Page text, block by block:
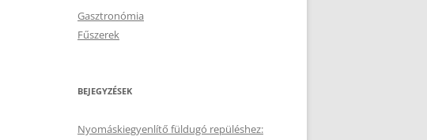
Gasztronómia
Fűszerek
BEJEGYZÉSEK
Nyomáskiegyenlítő füldugó repüléshez: